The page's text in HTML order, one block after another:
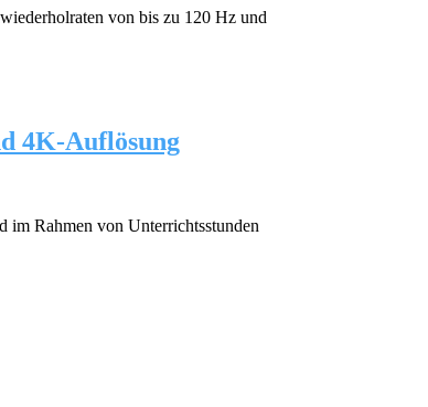
von bis zu 120 Hz und
4K-Auflösung
im Rahmen von Unterrichtsstunden